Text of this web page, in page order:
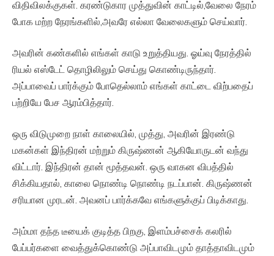
விதிவிலக்குகள். கரண்டுகார முத்துவின் காட்டில்,வேலை நேரம்
போக மற்ற நேரங்களில்,அவரே எல்லா வேலைகளும் செய்வார்.
அவரின் கண்களில் எங்கள் காடு உறுத்தியது. ஓய்வு நேரத்தில்
ரியல் எஸ்டேட் தொழிலிலும் செய்து கொண்டிருந்தார்.
அப்பாவைப் பார்க்கும் போதெல்லாம் எங்கள் காட்டை விற்பதைப்
பற்றியே பேச ஆரம்பித்தார்.
ஒரு விடுமுறை நாள் காலையில், முத்து, அவரின் இரண்டு
மகன்கள் இந்திரன் மற்றும் கிருஷ்ணன் ஆகியோருடன் வந்து
விட்டார். இந்திரன் தான் மூத்தவன். ஒரு வாகன விபத்தில்
சிக்கியதால், காலை நொண்டி நொண்டி நடப்பான். கிருஷ்ணன்
சரியான முரடன். அவனப் பார்க்கவே எங்களுக்குப் பிடிக்காது.
அம்மா தந்த டீயைக் குடித்த பிறகு, இளம்பச்சைக் கலரில்
பேப்பர்களை வைத்துக்கொண்டு அப்பாவிடமும் தாத்தாவிடமும்